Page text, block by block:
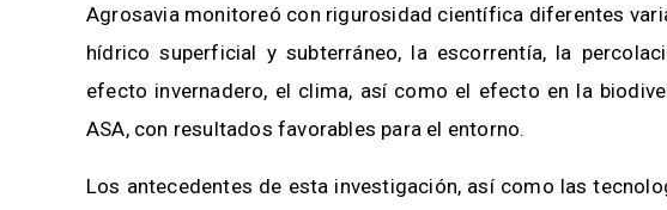
Agrosavia monitoreó con rigurosidad científica diferentes
hídrico superficial y subterráneo, la escorrentía, la
efecto invernadero, el clima, así como el efecto en la
ASA, con resultados favorables para el entorno.
Los antecedentes de esta investigación, así como las